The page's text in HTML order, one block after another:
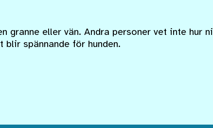
granne eller vän. Andra personer vet inte hur ni
spännande för hunden.